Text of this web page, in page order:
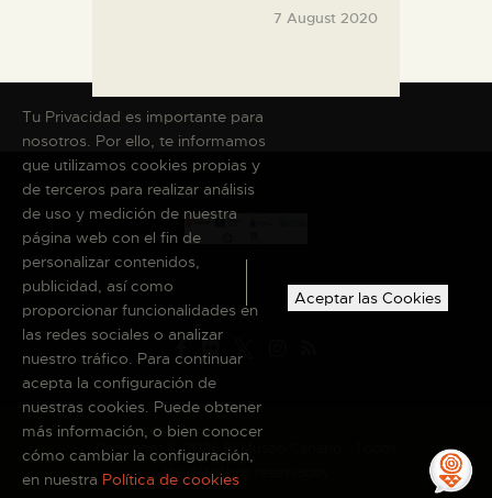
7 August 2020
Copyright © 2026 El Museo Canario · Todos
los derechos reservados
Tu Privacidad es importante para
nosotros. Por ello, te informamos
que utilizamos cookies propias y
de terceros para realizar análisis
de uso y medición de nuestra
página web con el fin de
personalizar contenidos,
publicidad, así como
proporcionar funcionalidades en
las redes sociales o analizar
nuestro tráfico. Para continuar
acepta la configuración de
nuestras cookies. Puede obtener
más información, o bien conocer
cómo cambiar la configuración,
en nuestra Política de cookies
Aceptar las Cookies